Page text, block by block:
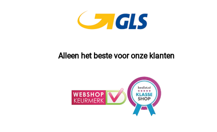
Alleen het beste voor onze klanten